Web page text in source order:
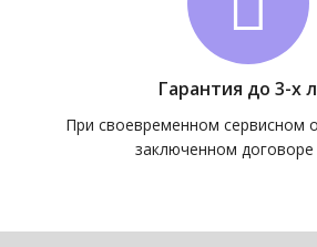
Гарантия до 3-х
При своевременном сервисном
заключенном